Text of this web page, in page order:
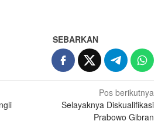
SEBARKAN
Pos berikutnya
Selayaknya Diskualifikasi
Prabowo Gibran